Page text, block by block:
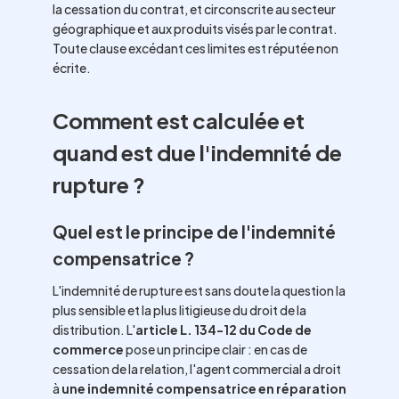
la cessation du contrat, et circonscrite au secteur
géographique et aux produits visés par le contrat.
Toute clause excédant ces limites est réputée non
écrite.
Comment est calculée et
quand est due l'indemnité de
rupture ?
Quel est le principe de l'indemnité
compensatrice ?
L'indemnité de rupture est sans doute la question la
plus sensible et la plus litigieuse du droit de la
distribution. L'article L. 134-12 du Code de
commercepose un principe clair : en cas de
cessation de la relation, l'agent commercial a droit
à une indemnité compensatrice en réparation